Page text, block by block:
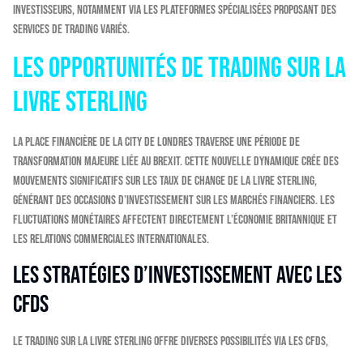
investisseurs, notamment via les plateformes spécialisées proposant des
services de trading variés.
Les opportunités de trading sur la
livre sterling
La place financière de la City de Londres traverse une période de
transformation majeure liée au Brexit. Cette nouvelle dynamique crée des
mouvements significatifs sur les taux de change de la livre sterling,
générant des occasions d’investissement sur les marchés financiers. Les
fluctuations monétaires affectent directement l’économie britannique et
les relations commerciales internationales.
Les stratégies d’investissement avec les
CFDs
Le trading sur la livre sterling offre diverses possibilités via les CFDs,